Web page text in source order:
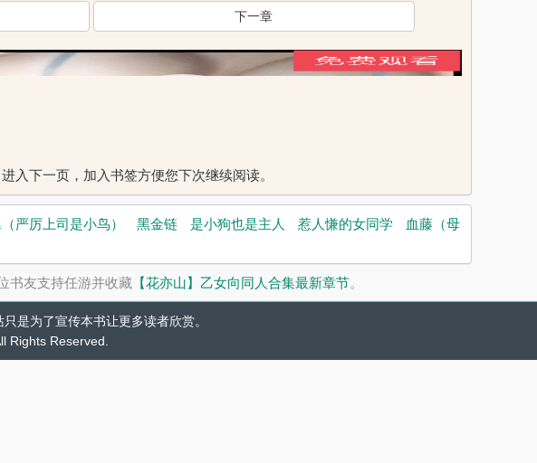
下一章
下一页，加入书签方便您下次继续阅读。
严厉上司是小鸟） 黑金链 是小狗也是主人 惹人慊的女同学
血藤（母
书友支持任游并收藏 【花亦山】乙女向同人合集最新章节。
是为了宣传本书让更多读者欣赏。
Rights Reserved.